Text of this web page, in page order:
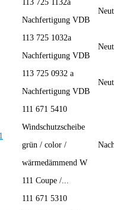
113 725 1132a
Nachfertigung VDB
113 725 1032a
Nachfertigung VDB
113 725 0932 a
Nachfertigung VDB
111 671 5410
Windschutzscheibe
grün / color /
wärmedämmend W
111 Coupe /...
111 671 5310